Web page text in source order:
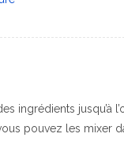
ingrédients jusqu’à
pouvez les mixer